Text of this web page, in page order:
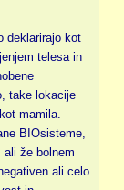
deklarirajo kot
telesa in
take lokacije
mamila.
BIOsisteme,
ali že bolnem
ali celo